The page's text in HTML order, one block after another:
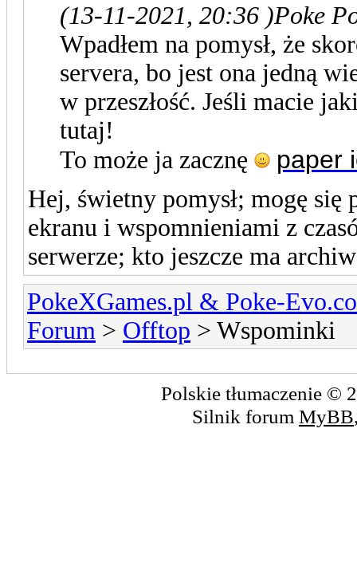
(13-11-2021, 20:36 )Poke
Wpadłem na pomysł, że
servera, bo jest ona jedną
w przeszłość. Jeśli macie
tutaj!
To może ja zacznę
paper
Hej, świetny pomysł; mogę
ekranu i wspomnieniami z
serwerze; kto jeszcze ma
PokeXGames.pl & Poke-
Forum > Offtop > Wspominki
Polskie tłumaczenie ©
Silnik forum MyBB